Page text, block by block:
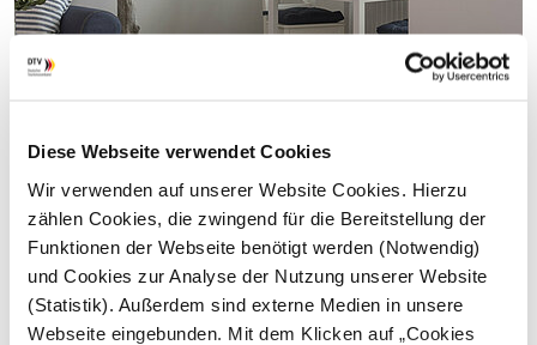
Diese Webseite verwendet Cookies
Wir verwenden auf unserer Website Cookies. Hierzu
zählen Cookies, die zwingend für die Bereitstellung der
Funktionen der Webseite benötigt werden (Notwendig)
und Cookies zur Analyse der Nutzung unserer Website
(Statistik). Außerdem sind externe Medien in unsere
Webseite eingebunden. Mit dem Klicken auf „Cookies
© istockphoto.com/nicky39
STERNEFERIEN REGION
Oops, an error occurred! Code:
2026080722125352e0c8ac